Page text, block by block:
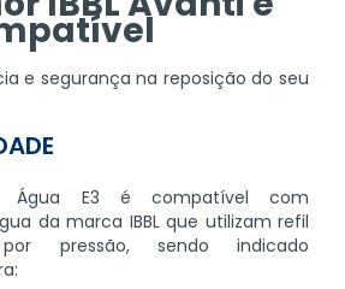
e segurança na reposição do seu
Água E3 é compatível com
da marca IBBL que utilizam refil
pressão, sendo indicado